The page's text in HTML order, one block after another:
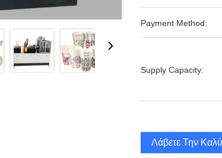
Payment Method:
Supply Capacity:
Λάβετε Την